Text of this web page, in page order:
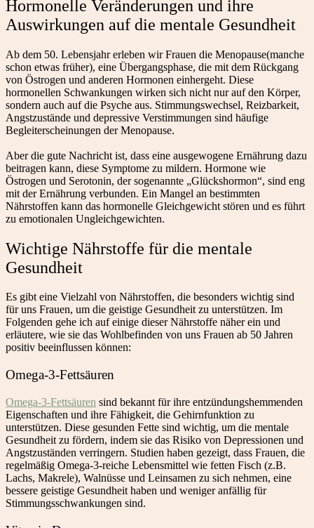
Hormonelle Veränderungen und ihre
Auswirkungen auf die mentale Gesundheit
Ab dem 50. Lebensjahr erleben wir Frauen die Menopause(manche
schon etwas früher), eine Übergangsphase, die mit dem Rückgang
von Östrogen und anderen Hormonen einhergeht. Diese
hormonellen Schwankungen wirken sich nicht nur auf den Körper,
sondern auch auf die Psyche aus. Stimmungswechsel, Reizbarkeit,
Angstzustände und depressive Verstimmungen sind häufige
Begleiterscheinungen der Menopause.
Aber die gute Nachricht ist, dass eine ausgewogene Ernährung dazu
beitragen kann, diese Symptome zu mildern. Hormone wie
Östrogen und Serotonin, der sogenannte „Glückshormon“, sind eng
mit der Ernährung verbunden. Ein Mangel an bestimmten
Nährstoffen kann das hormonelle Gleichgewicht stören und es führt
zu emotionalen Ungleichgewichten.
Wichtige Nährstoffe für die mentale
Gesundheit
Es gibt eine Vielzahl von Nährstoffen, die besonders wichtig sind
für uns Frauen, um die geistige Gesundheit zu unterstützen. Im
Folgenden gehe ich auf einige dieser Nährstoffe näher ein und
erläutere, wie sie das Wohlbefinden von uns Frauen ab 50 Jahren
positiv beeinflussen können:
Omega-3-Fettsäuren
Omega-3-Fettsäuren sind bekannt für ihre entzündungshemmenden
Eigenschaften und ihre Fähigkeit, die Gehirnfunktion zu
unterstützen. Diese gesunden Fette sind wichtig, um die mentale
Gesundheit zu fördern, indem sie das Risiko von Depressionen und
Angstzuständen verringern. Studien haben gezeigt, dass Frauen, die
regelmäßig Omega-3-reiche Lebensmittel wie fetten Fisch (z.B.
Lachs, Makrele), Walnüsse und Leinsamen zu sich nehmen, eine
bessere geistige Gesundheit haben und weniger anfällig für
Stimmungsschwankungen sind.